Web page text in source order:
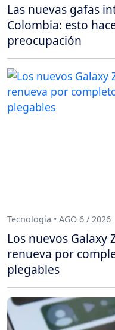
Las nuevas gafas
Colombia: esto
preocupación
Tecnología • AGO 6 / 2026
Los nuevos Galaxy
renueva por
plegables